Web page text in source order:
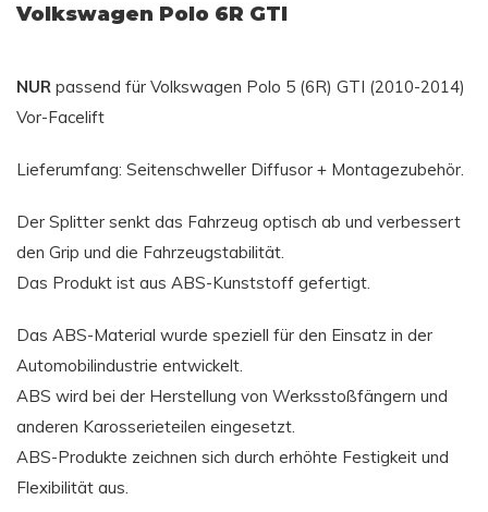
Volkswagen Polo 6R GTI
NUR passend für Volkswagen Polo 5 (6R) GTI (2010-2014)
Vor-Facelift
Lieferumfang: Seitenschweller Diffusor + Montagezubehör.
Der Splitter senkt das Fahrzeug optisch ab und verbessert
den Grip und die Fahrzeugstabilität.
Das Produkt ist aus ABS-Kunststoff gefertigt.
Das ABS-Material wurde speziell für den Einsatz in der
Automobilindustrie entwickelt.
ABS wird bei der Herstellung von Werksstoßfängern und
anderen Karosserieteilen eingesetzt.
ABS-Produkte zeichnen sich durch erhöhte Festigkeit und
Flexibilität aus.